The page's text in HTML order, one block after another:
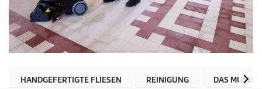
HANDGEFERTIGTE FLIESEN REINIGUNG DAS